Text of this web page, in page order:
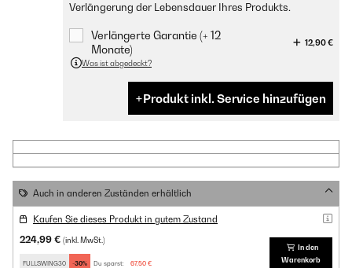
Verlängerung der Lebensdauer Ihres Produkts.
Verlängerte Garantie (+ 12
Monate)
12,90 €
Was ist abgedeckt?
Produkt inkl. Service hinzufügen
Auch in anderen Zuständen erhältlich
Kaufen Sie dieses Produkt in gutem Zustand
224,99 € (inkl. MwSt.)
FULLSWING30 -30% Du sparst: 67,50 €
In den
Warenkorb